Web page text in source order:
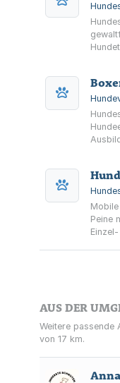
Peine
AUS DER
Weitere passende
von 17 km.